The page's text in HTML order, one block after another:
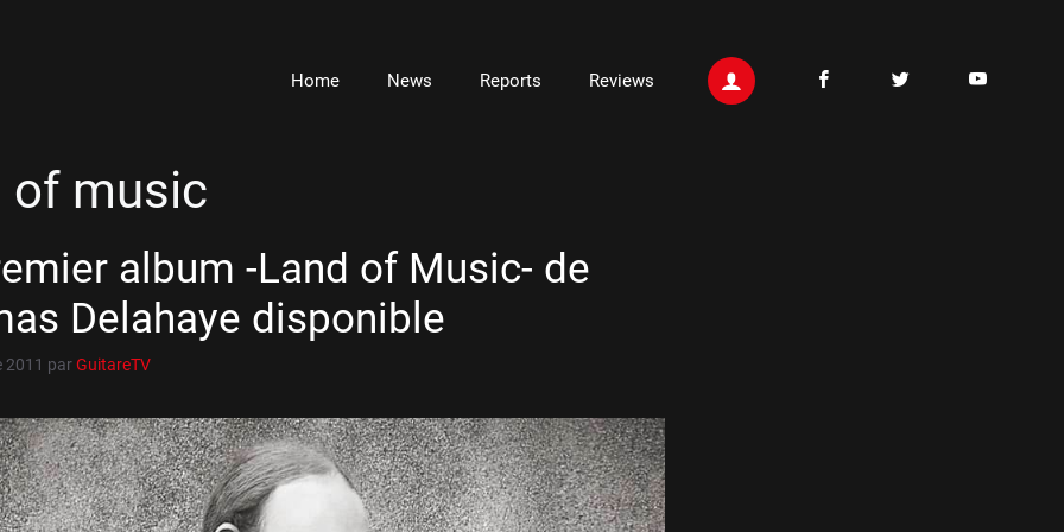
Home News Reports Reviews
of music
album -Land of Music- de
Delahaye disponible
2011 parGuitareTV